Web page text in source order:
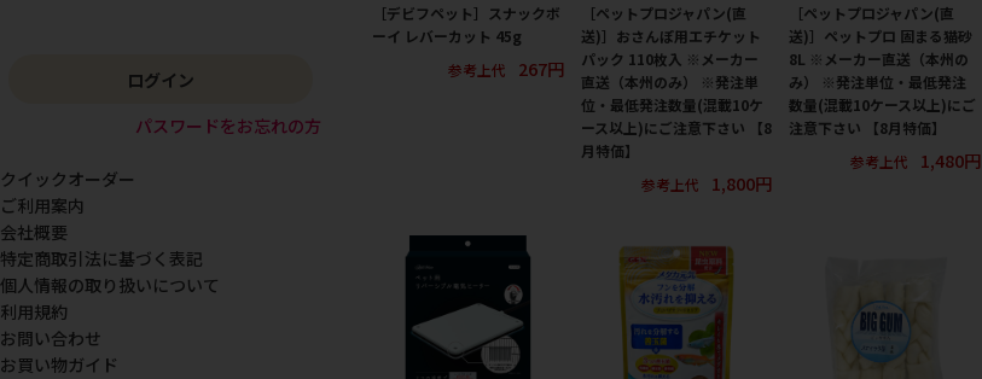
［デビフペット］スナックボ
ーイ レバーカット 45g
参考上代
267円
［ペットプロジャパン(直
送)］おさんぽ用エチケット
パック 110枚入 ※メーカー
直送（本州のみ） ※発注単
位・最低発注数量(混載10ケ
ース以上)にご注意下さい 【8
月特価】
参考上代
1,800円
［ペットプロジャパン(直
送)］ペットプロ 固まる猫砂
8L ※メーカー直送（本州の
み） ※発注単位・最低発注
数量(混載10ケース以上)にご
注意下さい 【8月特価】
参考上代
1,480円
ログイン
パスワードをお忘れの方
クイックオーダー
ご利用案内
会社概要
特定商取引法に基づく表記
個人情報の取り扱いについて
利用規約
お問い合わせ
お買い物ガイド